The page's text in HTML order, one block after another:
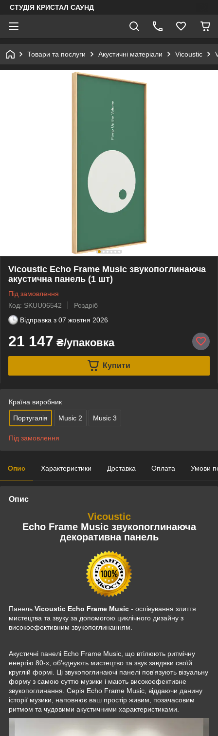
СТУДІЯ КРИСТАЛ САУНД
Товари та послуги Акустичні матеріали Vicoustic
Vicoustic Echo Frame Music звукопоглинаюча
акустична панель (1 шт)
Під замовлення
Код: SKUU06542
Роздріб
Відправка з 07 жовтня 2026
21 147 ₴/упаковка
Купити
Країна виробник
Португалія Music 2 Music 3
Під замовлення
Опис Характеристики Доставка Оплата Умови
Опис
Vicoustic
Echo Frame Musicзвукопоглинаюча
декоративна панель
Панель Vicoustic Echo Frame Music - оспівування злиття
мистецтва та звуку за допомогою циклічного дизайну з
високоефективним звукопоглинанням.
Акустичні панелі Echo Frame Music, що втілюють ритмічну
енергію 80-х, об'єднують мистецтво та звук завдяки своїй
круглій формі. Ці звукопоглинаючі панелі пов'язують візуальну
форму з самою суттю музики і мають високоефективне
звукопоглинання. Серія Echo Frame Music, віддаючи данину
історії музики, наповнює ваш простір живим, позачасовим
ритмом та чудовими акустичними характеристиками.